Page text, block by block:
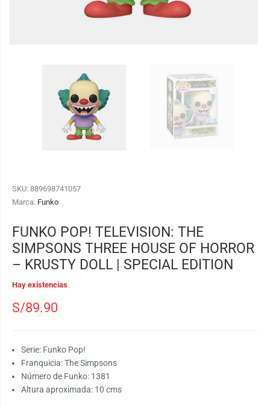
SKU: 889698741057
Marca: Funko
FUNKO POP! TELEVISION: THE
SIMPSONS THREE HOUSE OF HORROR
– KRUSTY DOLL | SPECIAL EDITION
Hay existencias
S/89.90
Serie: Funko Pop!
Franquicia: The Simpsons
Número de Funko: 1381
Altura aproximada: 10 cms